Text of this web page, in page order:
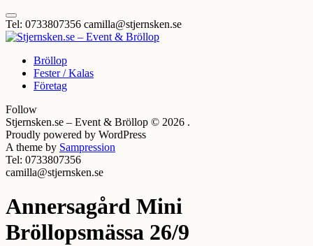
Skip
to
content
Click
to
toggle
menu.
Tel: 0733807356 camilla@stjernsken.se
Stjernsken.se – Event & Bröllop
Skapar minnesvärda Events & Bröllop
Bröllop
Fester / Kalas
Företag
Follow
Stjernsken.se – Event & Bröllop © 2026 .
Proudly powered by WordPress
A theme by Sampression
Tel: 0733807356
camilla@stjernsken.se
Annersagård Mini
Bröllopsmässa 26/9